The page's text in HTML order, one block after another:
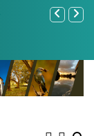
Ferenc